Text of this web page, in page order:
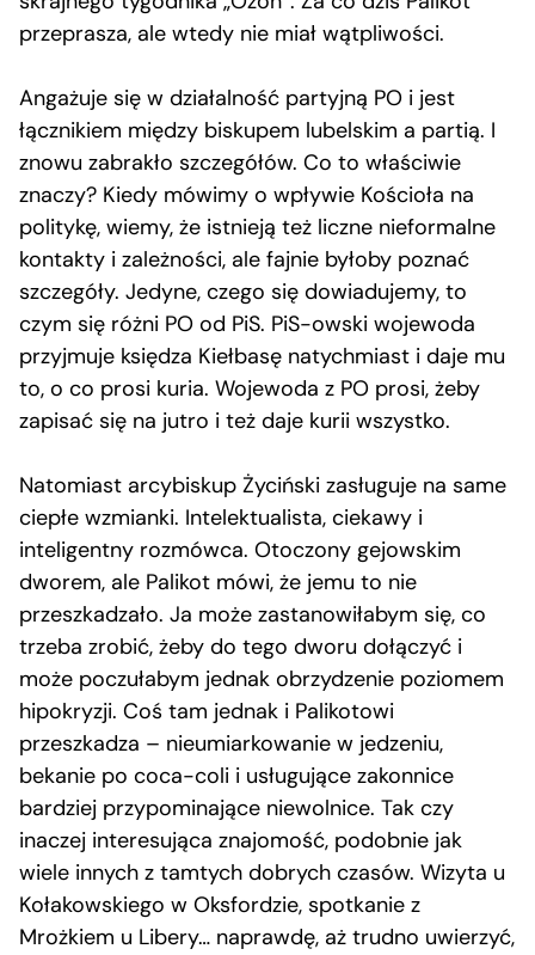
przeprasza, ale wtedy nie miał wątpliwości.
Angażuje się w działalność partyjną PO i jest
łącznikiem między biskupem lubelskim a partią. I
znowu zabrakło szczegółów. Co to właściwie
znaczy? Kiedy mówimy o wpływie Kościoła na
politykę, wiemy, że istnieją też liczne nieformalne
kontakty i zależności, ale fajnie byłoby poznać
szczegóły. Jedyne, czego się dowiadujemy, to
czym się różni PO od PiS. PiS-owski wojewoda
przyjmuje księdza Kiełbasę natychmiast i daje mu
to, o co prosi kuria. Wojewoda z PO prosi, żeby
zapisać się na jutro i też daje kurii wszystko.
Natomiast arcybiskup Życiński zasługuje na same
ciepłe wzmianki. Intelektualista, ciekawy i
inteligentny rozmówca. Otoczony gejowskim
dworem, ale Palikot mówi, że jemu to nie
przeszkadzało. Ja może zastanowiłabym się, co
trzeba zrobić, żeby do tego dworu dołączyć i
może poczułabym jednak obrzydzenie poziomem
hipokryzji. Coś tam jednak i Palikotowi
przeszkadza – nieumiarkowanie w jedzeniu,
bekanie po coca-coli i usługujące zakonnice
bardziej przypominające niewolnice. Tak czy
inaczej interesująca znajomość, podobnie jak
wiele innych z tamtych dobrych czasów. Wizyta u
Kołakowskiego w Oksfordzie, spotkanie z
Mrożkiem u Libery… naprawdę, aż trudno uwierzyć,